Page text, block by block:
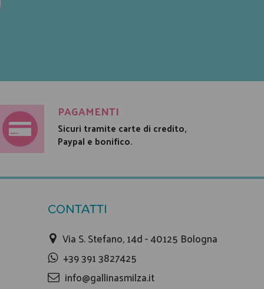
PAGAMENTI
Sicuri tramite carte di credito,
Paypal e bonifico.
CONTATTI
Via S. Stefano, 14d - 40125 Bologna
+39 391 3827425
info@gallinasmilza.it